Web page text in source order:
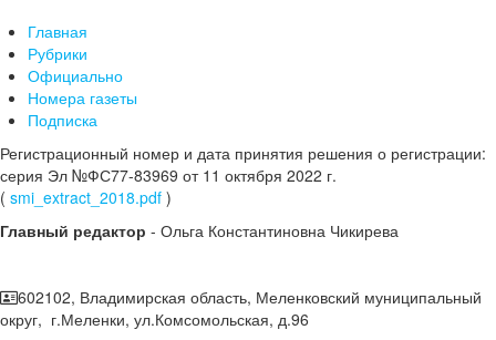
Главная
Рубрики
Официально
Номера газеты
Подписка
Регистрационный номер и дата принятия решения о регистрации:
серия Эл №ФС77-83969 от 11 октября 2022 г.
( smi_extract_2018.pdf )
Главный редактор - Ольга Константиновна Чикирева
602102, Владимирская область, Меленковский муниципальный
округ, г.Меленки, ул.Комсомольская, д.96